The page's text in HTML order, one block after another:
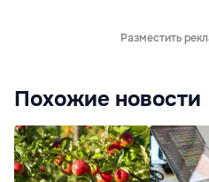
Разместить
Похожие новости